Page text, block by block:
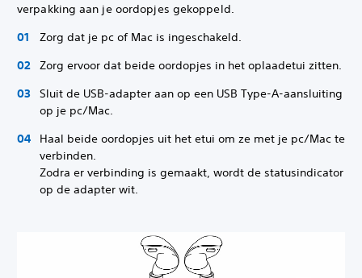
verpakking aan je oordopjes gekoppeld.
Zorg dat je pc of Mac is ingeschakeld.
Zorg ervoor dat beide oordopjes in het oplaadetui zitten.
Sluit de USB-adapter aan op een USB Type-A-aansluiting
op je pc/Mac.
Haal beide oordopjes uit het etui om ze met je pc/Mac te
verbinden.
Zodra er verbinding is gemaakt, wordt de statusindicator
op de adapter wit.